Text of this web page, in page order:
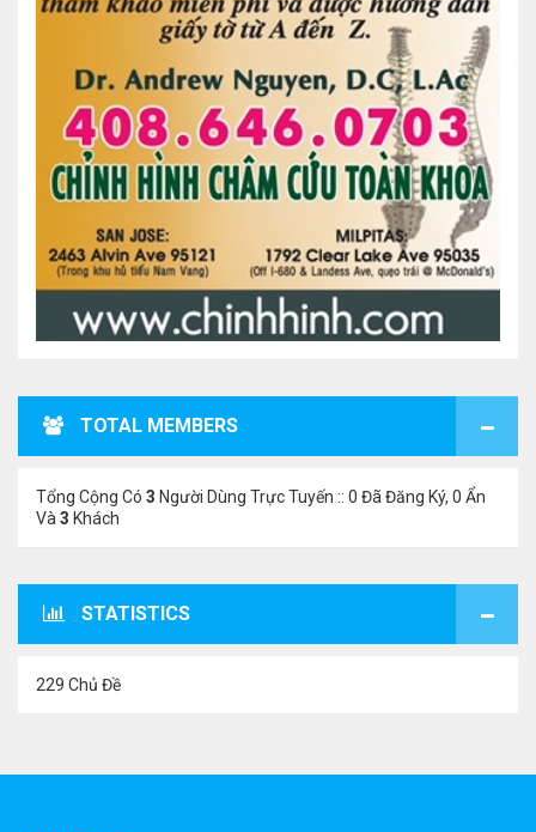
TOTAL MEMBERS
Tổng Cộng Có 3 Người Dùng Trực Tuyến :: 0 Đã Đăng Ký, 0 Ẩn
Và 3 Khách
STATISTICS
229 Chủ Đề